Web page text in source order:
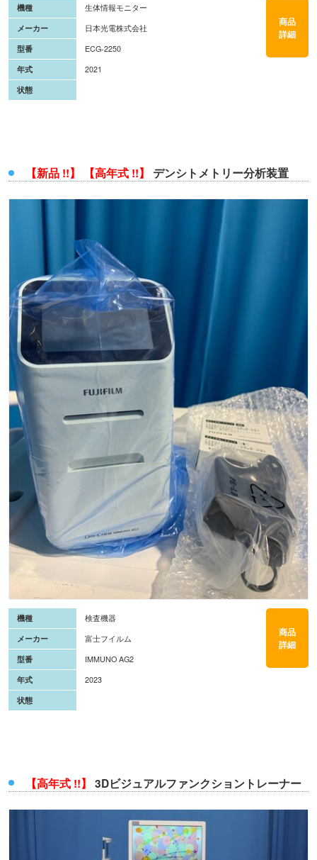
機種
生体情報モニター
メーカー
日本光電株式会社
型番
ECG-2250
年式
2021
状態
商品
詳細
【新品 !!】 【高年式 !!】 デンシトメトリー分析装置
機種
検査機器
メーカー
富士フイルム
型番
IMMUNO AG2
年式
2023
状態
商品
詳細
【高年式 !!】 3Dビジュアルファンクショントレーナー